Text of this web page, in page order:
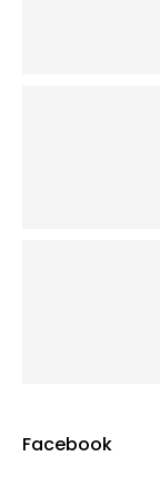
Facebook